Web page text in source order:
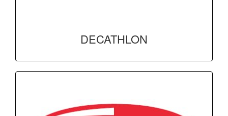
DECATHLON